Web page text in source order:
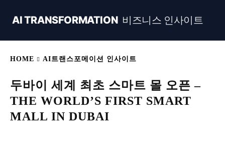
AI TRANSFORMATION 비즈니스 인사이트
HOME AI트랜스포메이션 인사이트
두바이 세계 최초 스마트 몰 오픈 –
THE WORLD’S FIRST SMART
MALL IN DUBAI